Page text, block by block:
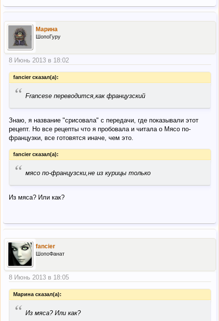
Марина
ШопоГуру
8 Июнь 2013 в 18:02
fancier сказал(а):
“ Francese переводится,как французский
Знаю, я название "срисовала" с передачи, где показывали этот
рецепт. Но все рецепты что я пробовала и читала о Мясо по-
французки, все готовятся иначе, чем это.
fancier сказал(а):
“ мясо по-французски,не из курицы только
Из мяса? Или как?
fancier
ШопоФанат
8 Июнь 2013 в 18:05
Марина сказал(а):
“ Из мяса? Или как?